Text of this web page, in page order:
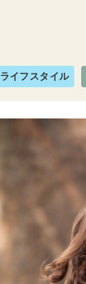
ライフスタイル